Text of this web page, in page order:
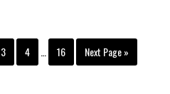
Page
3 Page
4
Interim
pages
Page
16
Go
to
Next Page »